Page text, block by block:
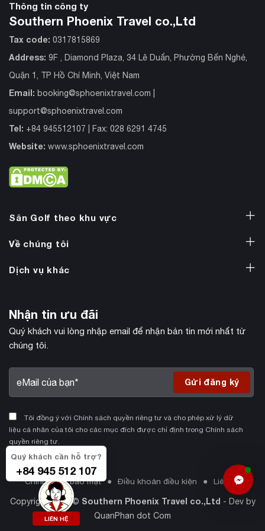
Sân Golf theo khu vực
Về chúng tôi
Dịch vụ khác
Nhận tin ưu đãi
Quý khách vui lòng nhập email để nhận bản tin mới nhất từ
chúng tôi.
Tôi đồng ý với Chính sách quyền riêng tư và cho phép xử lý dữ
liệu cá nhân của tôi cho các mục đích được chỉ định trong Chính sách
quyền riêng tư.
Thông tin công ty
Southern Phoenix Travel co.,Ltd
Tax code: 0317815869
Address: 9F , Diamond Plaza, 34 Lê Duẩn, Phường Bến Nghé,
Quận 1, TP Hồ Chí Minh, Việt Nam
Email: booking@sphoenixtravel.com
support@sphoenixtravel.com
Tel: +84 945512107 | Fax: 028 6291 4745
Website: www.sphoenixtravel.com
Chính sách bảo mật Điều khoản điều kiện Liên hệ
Copyright 2026 © Southern Phoenix Travel co.,Ltd - Dev by
QuanPhan dot Com
Quý khách cần hỗ trợ?
+84 945 512 107
LIÊN HỆ